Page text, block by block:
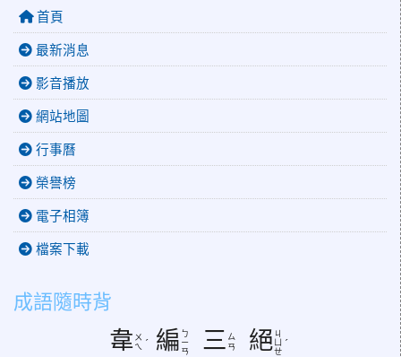
首頁
最新消息
影音播放
網站地圖
行事曆
榮譽榜
電子相簿
檔案下載
成語隨時背
韋 ㄨ
ㄟ ˊ 編 ㄅ
ㄧ
ㄢ
三 ㄙ
ㄢ
絕 ㄐ
ㄝ
ˊ